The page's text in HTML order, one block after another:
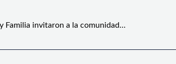
Familia invitaron a la comunidad…